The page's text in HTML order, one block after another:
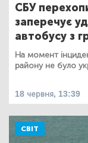
СБУ
заперечує
автобусу з
На момент
району не було
18 червня, 13:39
СВІТ